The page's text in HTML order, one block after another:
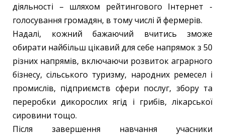
діяльності – шляхом рейтингового Інтернет -
голосування громадян, в тому числі й фермерів.
Надалі, кожний бажаючий вчитись зможе
обирати найбільш цікавий для себе напрямок з 50
різних напрямів, включаючи розвиток аграрного
бізнесу, сільського туризму, народних ремесел і
промислів, підприємств сфери послуг, збору та
переробки дикорослих ягід і грибів, лікарської
сировини тощо.
Після завершення навчання учасники